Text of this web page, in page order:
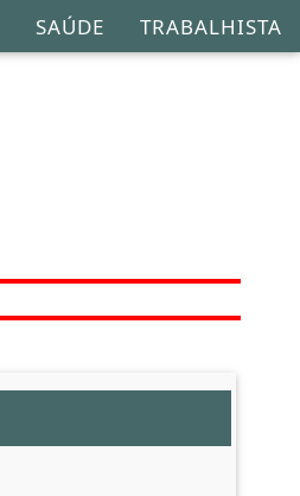
TRABALHISTA
SAÚDE